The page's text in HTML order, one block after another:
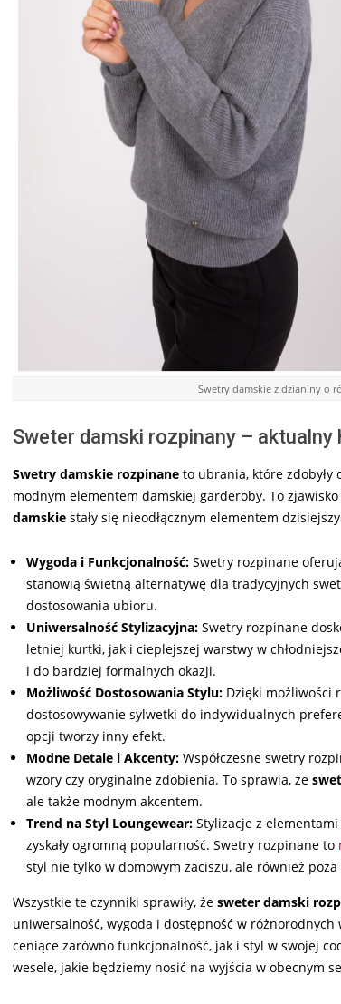
Swetry damskie z dzianiny o
Sweter damski rozpinany – aktualny
Swetry damskie rozpinane to ubrania, które
modnym elementem damskiej garderoby. To
damskie stały się nieodłącznym elementem
Wygoda i Funkcjonalność: Swetry rozpinane
stanowią świetną alternatywę dla tradycyjnych
dostosowania ubioru.
Uniwersalność Stylizacyjna: Swetry rozpinane
letniej kurtki, jak i cieplejszej warstwy w
i do bardziej formalnych okazji.
Możliwość Dostosowania Stylu: Dzięki możliwości
dostosowywanie sylwetki do indywidualnych
opcji tworzy inny efekt.
Modne Detale i Akcenty: Współczesne swetry
wzory czy oryginalne zdobienia. To sprawia, że
ale także modnym akcentem.
Trend na Styl Loungewear: Stylizacje z
zyskały ogromną popularność. Swetry rozpinane to
styl nie tylko w domowym zaciszu, ale również
Wszystkie te czynniki sprawiły, że sweter damski
uniwersalność, wygoda i dostępność w
ceniące zarówno funkcjonalność, jak i styl w swojej
wesele, jakie będziemy nosić na wyjścia w obecnym